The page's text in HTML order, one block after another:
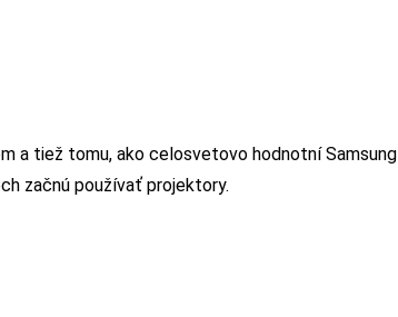
a tiež tomu, ako celosvetovo hodnotní Samsung
začnú používať projektory.